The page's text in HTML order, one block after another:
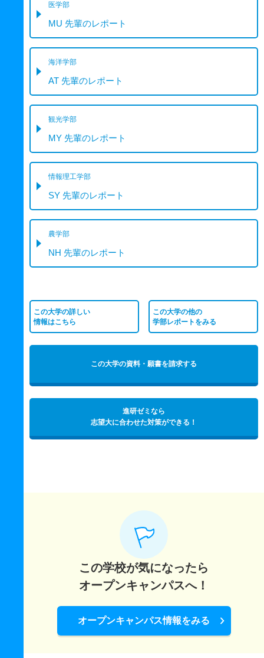
医学部
MU 先輩のレポート
海洋学部
AT 先輩のレポート
観光学部
MY 先輩のレポート
情報理工学部
SY 先輩のレポート
農学部
NH 先輩のレポート
この大学の詳しい
情報はこちら
この大学の他の
学部レポートをみる
この大学の資料・願書を請求する
進研ゼミなら
志望大に合わせた対策ができる！
この学校が気になったら
オープンキャンパスへ！
オープンキャンパス情報をみる